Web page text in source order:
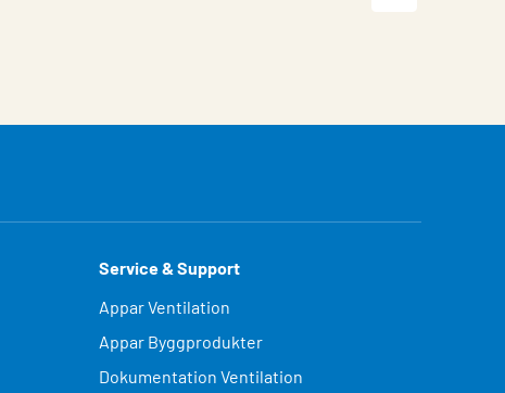
Service & Support
Appar Ventilation
Appar Byggprodukter
Dokumentation Ventilation